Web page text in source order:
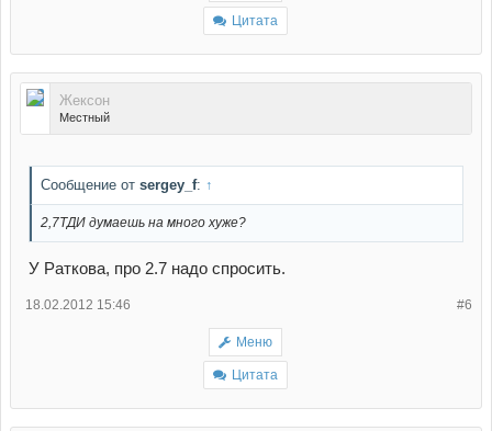
Цитата
Жексон
Местный
Сообщение от sergey_f: ↑
2,7ТДИ думаешь на много хуже?
У Раткова, про 2.7 надо спросить.
#6
18.02.2012 15:46
Меню
Цитата